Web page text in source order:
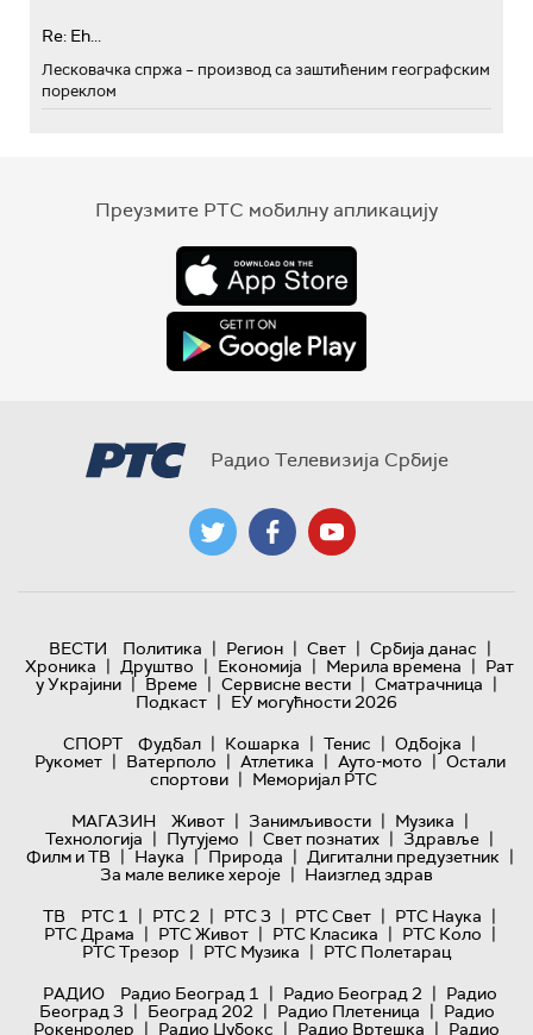
Re: Eh...
Лесковачка спржа – производ са заштићеним географским
пореклом
Преузмите РТС мобилну апликацију
Радио Телевизија Србије
ВЕСТИ Политика | Регион | Свет | Србија данас |
Хроника | Друштво | Економија | Мерила времена | Рат
у Украјини | Време | Сервисне вести | Сматрачница |
Подкаст | ЕУ могућности 2026
СПОРТ
Фудбал | Кошарка | Тенис | Одбојка |
Рукомет | Ватерполо | Атлетика | Ауто-мото | Остали
спортови | Меморијал РТС
МАГАЗИН
Живот | Занимљивости | Музика |
Технологијa | Путујемо | Свет познатих | Здравље |
Филм и ТВ | Наука | Природа | Дигитални предузетник |
За мале велике хероје | Наизглед здрав
ТВ
РТС 1 | РТС 2 | РТС 3 | РТС Свет | РТС Наука |
РТС Драма | РТС Живот | РТС Класика | РТС Коло |
РТС Трезор | РТС Музика | РТС Полетарац
РАДИО
Радио Београд 1 | Радио Београд 2 | Радио
Београд 3 | Београд 202 | Радио Плетеница | Радио
Рокенролер | Радио Џубокс | Радио Вртешка | Радио